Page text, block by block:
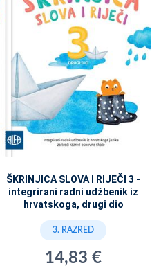
ŠKRINJICA SLOVA I RIJEČI 3 -
integrirani radni udžbenik iz
hrvatskoga, drugi dio
3. RAZRED
14,83 €